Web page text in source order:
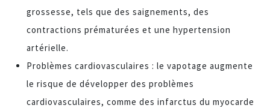
grossesse, tels que des saignements, des
contractions prématurées et une hypertension
artérielle.
Problèmes cardiovasculaires : le vapotage augmente
le risque de développer des problèmes
cardiovasculaires, comme des infarctus du myocarde